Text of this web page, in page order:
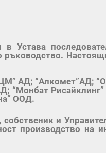
в Устава
АД; “Алкомет”АД;
“Монбат
ООД.
и
производство на